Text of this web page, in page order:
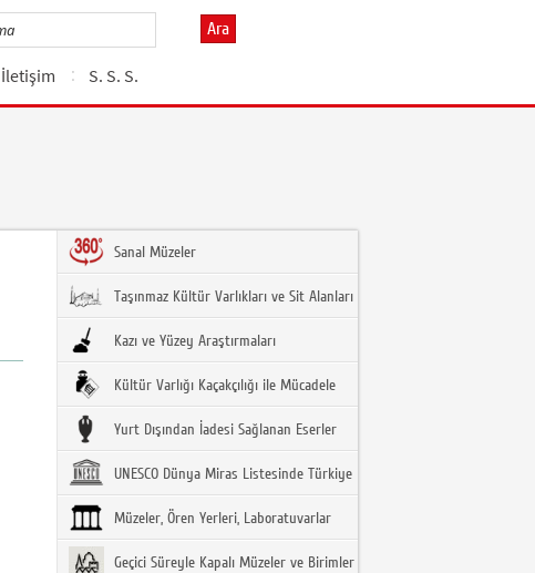
Ara
İletişim S. S. S.
Sanal Müzeler
Taşınmaz Kültür Varlıkları ve Sit Alanları
Kazı ve Yüzey Araştırmaları
Kültür Varlığı Kaçakçılığı ile Mücadele
Yurt Dışından İadesi Sağlanan Eserler
UNESCO Dünya Miras Listesinde Türkiye
Müzeler, Ören Yerleri, Laboratuvarlar
Geçici Süreyle Kapalı Müzeler ve Birimler